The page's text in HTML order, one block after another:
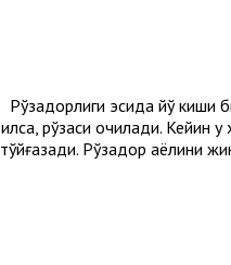
Рўзадорлиги эсида йўқ киши
қилса, рўзаси очилади. Кейин
тўйғазади. Рўзадор аёлини